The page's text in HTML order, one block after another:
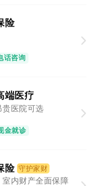
险
话咨询
端医疗
贵医院可选
金就诊
险 守护家财
内财产全面保障